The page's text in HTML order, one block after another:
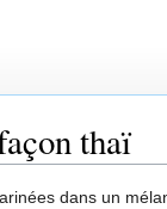
thaï
dans un